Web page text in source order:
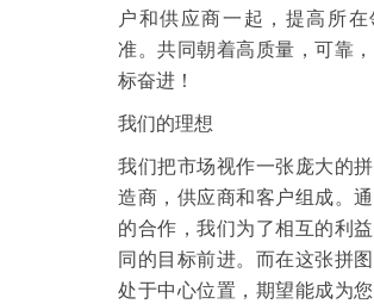
户和供应商一起，提高所在
准。共同朝着高质量，可靠
标奋进！
我们的理想
我们把市场视作一张庞大的
造商，供应商和客户组成。
的合作，我们为了相互的利
同的目标前进。而在这张拼
处于中心位置，期望能成为